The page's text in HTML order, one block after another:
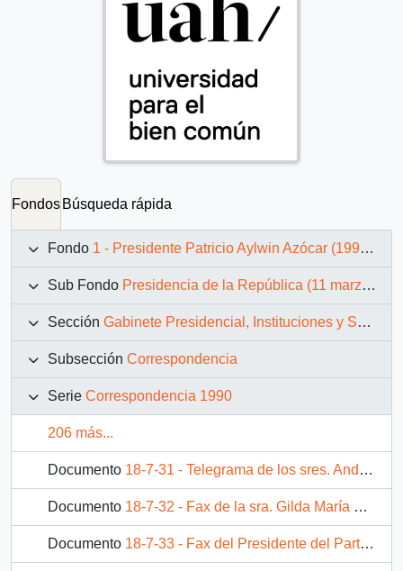
Fondos Búsqueda rápida
Fondo 1 - Presidente Patricio Aylwin Azócar (1990-1994)
Sub Fondo Presidencia de la República (11 marzo 1990 – 11 marzo 1994)
Sección Gabinete Presidencial, Instituciones y Servicios
Subsección Correspondencia
Serie Correspondencia 1990
206 más...
Documento 18-7-31 - Telegrama de los sres. André Louig, Secretario General de l' Internationale Democrate-Chretienne, y Bryan Palmer, Secretario General adjunto IDC, dirigido al sr. Patricio Aylwin Azócar, Presidente de la República
Documento 18-7-32 - Fax de la sra. Gilda María Ramos Guimaraes, Ex Ministro Consejero de la Embajada del Brasil, dirigido al sr. Patricio Aylwin Azócar, Presidente de la República
Documento 18-7-33 - Fax del Presidente del Partido Nea Demokratia Party - Greece, sr. Constantin Mitsotakis, dirigido al sr. Patricio Aylwin Azócar, Presidente de la República